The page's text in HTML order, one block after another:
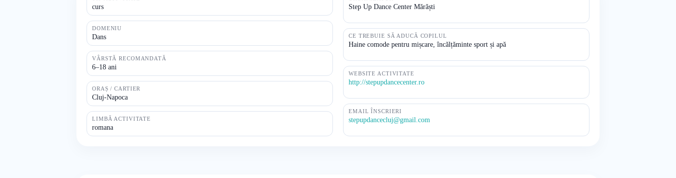
curs
DOMENIU
Dans
VÂRSTĂ RECOMANDATĂ
6–18 ani
ORAȘ / CARTIER
Cluj-Napoca
LIMBĂ ACTIVITATE
romana
Step Up Dance Center Mărăști
CE TREBUIE SĂ ADUCĂ COPILUL
Haine comode pentru mișcare, încălțăminte sport și apă
WEBSITE ACTIVITATE
http://stepupdancecenter.ro
EMAIL ÎNSCRIERI
stepupdancecluj@gmail.com